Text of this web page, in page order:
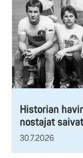
Historian
nostajat
30.7.2026